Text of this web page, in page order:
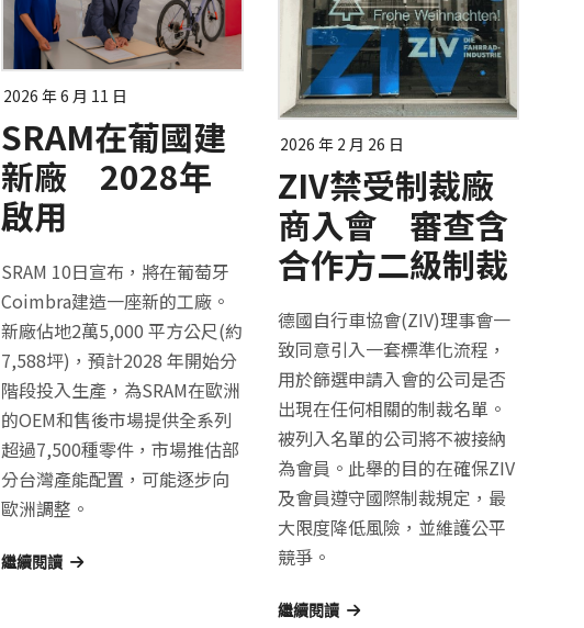
2026 年 6 月 11 日
SRAM在葡國建
新廠 2028年
啟用
SRAM 10日宣布，將在葡萄牙
Coimbra建造一座新的工廠。
新廠佔地2萬5,000 平方公尺(約
7,588坪)，預計2028 年開始分
階段投入生產，為SRAM在歐洲
的OEM和售後市場提供全系列
超過7,500種零件，市場推估部
分台灣產能配置，可能逐步向
歐洲調整。
繼續閱讀
2026 年 2 月 26 日
ZIV禁受制裁廠
商入會 審查含
合作方二級制裁
德國自行車協會(ZIV)理事會一
致同意引入一套標準化流程，
用於篩選申請入會的公司是否
出現在任何相關的制裁名單。
被列入名單的公司將不被接納
為會員。此舉的目的在確保ZIV
及會員遵守國際制裁規定，最
大限度降低風險，並維護公平
競爭。
繼續閱讀